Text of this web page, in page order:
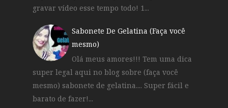
gravar vídeo esse tempo todo! 1...
Sabonete De Gelatina (Faça você
mesmo)
Olá meus amores!!! Tem uma dica
super legal aqui no blog sobre (faça você
mesmo) sabonete de gelatina.... Super fácil e
barato de fazer!...